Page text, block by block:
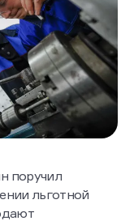
поручил
льготной